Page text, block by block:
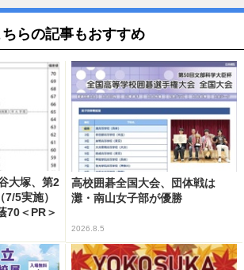
ちらの記事もおすすめ
大塚、第2
5実施）
70＜PR＞
高校囲碁全国大会、団体戦は
灘・南山女子部が優勝
2026.8.5